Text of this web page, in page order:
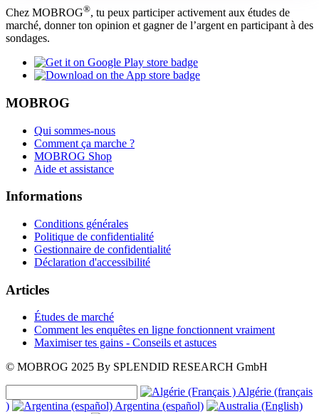
Chez MOBROG®, tu peux participer activement aux études de
marché, donner ton opinion et gagner de l’argent en participant à des
sondages.
MOBROG
Qui sommes-nous
Comment ça marche ?
MOBROG Shop
Aide et assistance
Informations
Conditions générales
Politique de confidentialité
Gestionnaire de confidentialité
Déclaration d'accessibilité
Articles
Études de marché
Comment les enquêtes en ligne fonctionnent vraiment
Maximiser tes gains - Conseils et astuces
© MOBROG 2025 By SPLENDID RESEARCH GmbH
Algérie (français
)
Argentina (español)